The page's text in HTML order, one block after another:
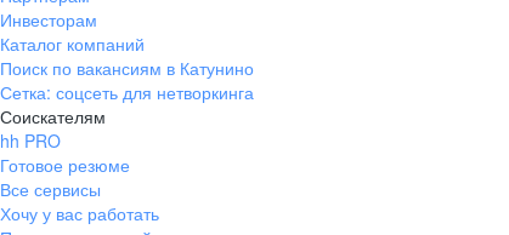
Инвесторам
Каталог компаний
Поиск по вакансиям в Катунино
Сетка: соцсеть для нетворкинга
Соискателям
hh PRO
Готовое резюме
Все сервисы
Хочу у вас работать